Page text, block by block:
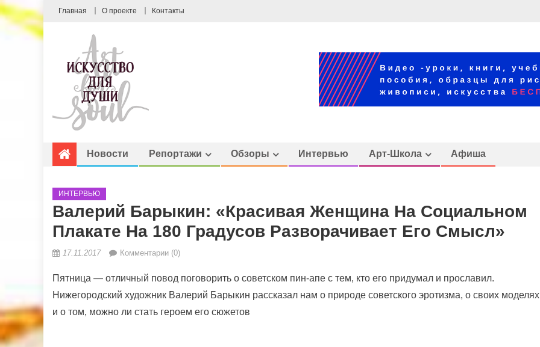
Главная О проекте Контакты
Новости Репортажи Обзоры Интервью Арт-Школа Афиша
ИНТЕРВЬЮ
Валерий Барыкин: «Красивая Женщина На Социальном
Плакате На 180 Градусов Разворачивает Его Смысл»
17.11.2017 Комментарии (0)
Пятница — отличный повод поговорить о советском пин-апе с тем, кто его придумал и прославил.
Нижегородский художник Валерий Барыкин рассказал нам о природе советского эротизма, о своих моделях
и о том, можно ли стать героем его сюжетов